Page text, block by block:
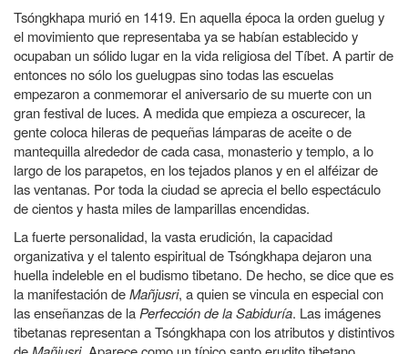
Tsóngkhapa murió en 1419. En aquella época la orden guelug y
el movimiento que representaba ya se habían establecido y
ocupaban un sólido lugar en la vida religiosa del Tíbet. A partir de
entonces no sólo los guelugpas sino todas las escuelas
empezaron a conmemorar el aniversario de su muerte con un
gran festival de luces. A medida que empieza a oscurecer, la
gente coloca hileras de pequeñas lámparas de aceite o de
mantequilla alrededor de cada casa, monasterio y templo, a lo
largo de los parapetos, en los tejados planos y en el alféizar de
las ventanas. Por toda la ciudad se aprecia el bello espectáculo
de cientos y hasta miles de lamparillas encendidas.
La fuerte personalidad, la vasta erudición, la capacidad
organizativa y el talento espiritual de Tsóngkhapa dejaron una
huella indeleble en el budismo tibetano. De hecho, se dice que es
la manifestación deMañjusri, a quien se vincula en especial con
las enseñanzas de laPerfección de la Sabiduría. Las imágenes
tibetanas representan a Tsóngkhapa con los atributos y distintivos